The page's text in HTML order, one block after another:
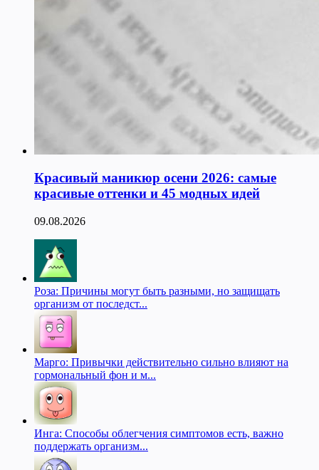
Красивый маникюр осени 2026: самые
красивые оттенки и 45 модных идей
09.08.2026
Роза: Причины могут быть разными, но защищать
организм от последст...
Марго: Привычки действительно сильно влияют на
гормональный фон и м...
Инга: Способы облегчения симптомов есть, важно
поддержать организм...